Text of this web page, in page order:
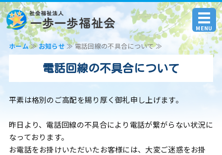
社会福祉法人 一歩一歩福
MENU
ホーム
交通アクセス
お問い合わせ
ホーム≫お知らせ ≫ 電話回線の不具合について ≫
電話回線の不具合について
平素は格別のご高配を賜り厚く御礼申し上げます。
昨日より、電話回線の不具合により電話が繋がらない状況に
なっております。
お電話をお掛けいただいたお客様には、大変ご迷惑をお掛